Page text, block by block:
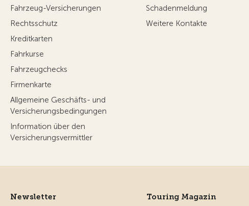
Fahrzeug-Versicherungen
Rechtsschutz
Kreditkarten
Fahrkurse
Fahrzeugchecks
Firmenkarte
Allgemeine Geschäfts- und
Versicherungsbedingungen
Information über den
Versicherungsvermittler
Schadenmeldung
Weitere Kontakte
Newsletter Touring Magazin